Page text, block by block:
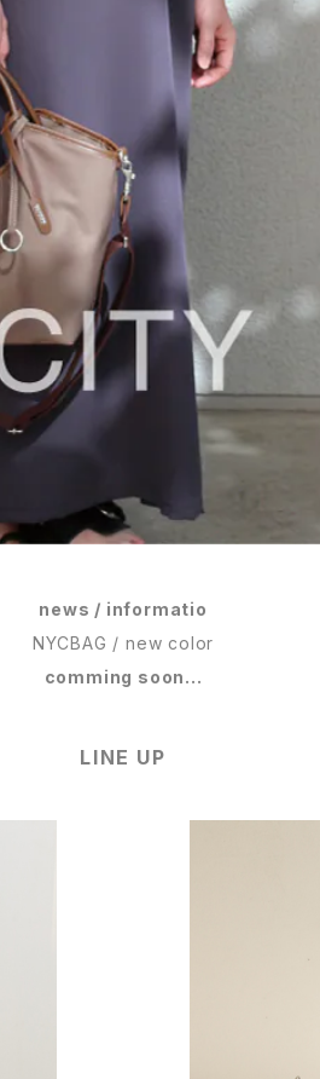
news / informatio
NYCBAG / new color
comming soon...
LINE UP